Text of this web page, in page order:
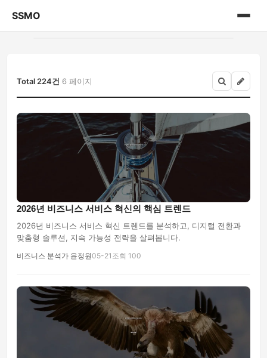
SSMO
게시판
Total 224건 6 페이지
2026년 비즈니스 서비스 혁신의 핵심 트렌드
2026년 비즈니스 서비스 혁신 트렌드를 분석하고, 디지털 전환과
맞춤형 솔루션, 지속 가능성 전략을 살펴봅니다.
비즈니스 분석가 윤정원05-21 조회 100